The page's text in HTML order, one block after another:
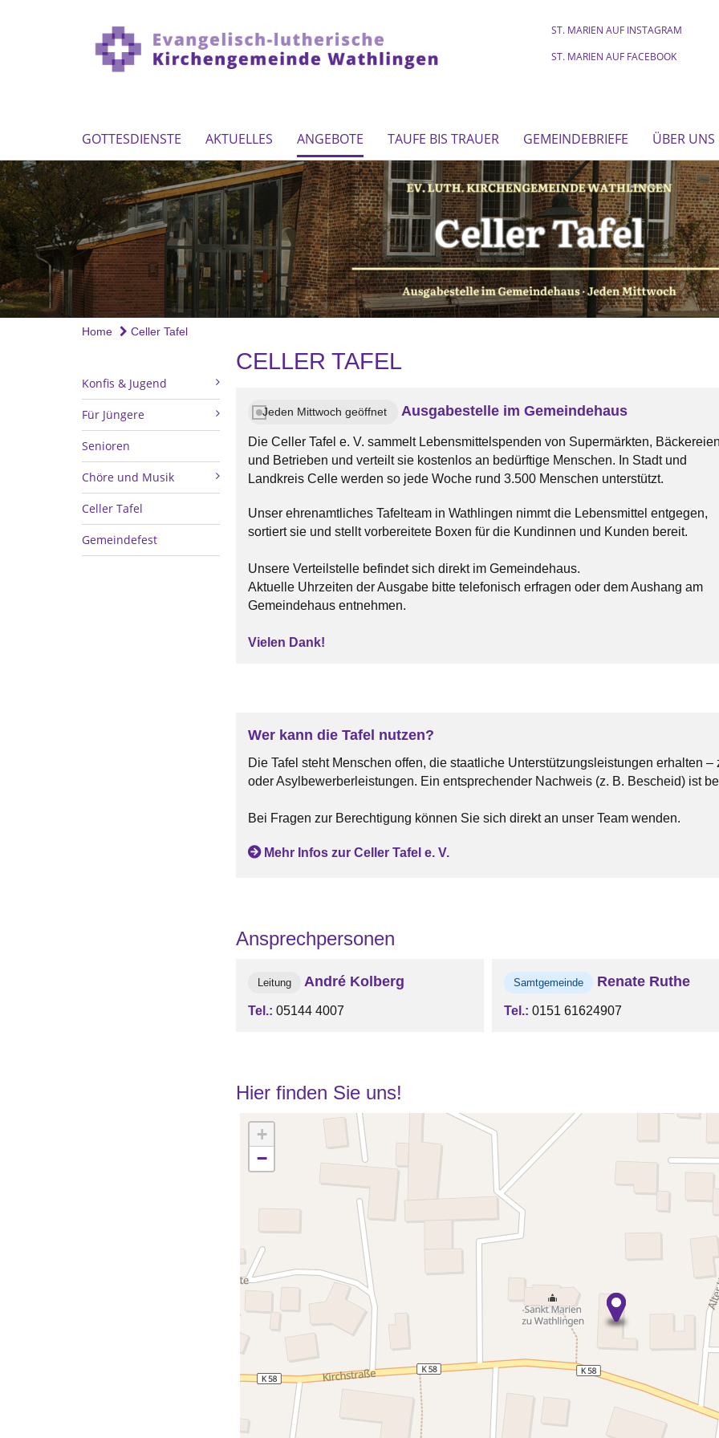
ST. MARIEN AUF INSTAGRAM
ST. MARIEN AUF FACEBOOK
GOTTESDIENSTE AKTUELLES ANGEBOTE TAUFE BIS TRAUER GEMEINDEBRIEFE ÜBER UNS
Home Celler Tafel
Konfis & Jugend
Für Jüngere
Senioren
Chöre und Musik
Celler Tafel
Gemeindefest
CELLER TAFEL
Jeden Mittwoch geöffnet Ausgabestelle im Gemeindehaus
Die Celler Tafel e. V. sammelt Lebensmittelspenden von Supermärkten,
und Betrieben und verteilt sie kostenlos an bedürftige Menschen. In Stadt und
Landkreis Celle werden so jede Woche rund 3.500 Menschen unterstützt.
Unser ehrenamtliches Tafelteam in Wathlingen nimmt die Lebensmittel entgegen,
sortiert sie und stellt vorbereitete Boxen für die Kundinnen und Kunden bereit.
Unsere Verteilstelle befindet sich direkt im Gemeindehaus.
Aktuelle Uhrzeiten der Ausgabe bitte telefonisch erfragen oder dem Aushang am
Gemeindehaus entnehmen.
Vielen Dank!
Wer kann die Tafel nutzen?
Die Tafel steht Menschen offen, die staatliche Unterstützungsleistungen erhalten
oder Asylbewerberleistungen. Ein entsprechender Nachweis (z. B. Bescheid) ist
Bei Fragen zur Berechtigung können Sie sich direkt an unser Team wenden.
Mehr Infos zur Celler Tafel e. V.
Ansprechpersonen
Leitung André Kolberg
Tel.: 05144 4007
Samtgemeinde Renate Ruthe
Tel.: 0151 61624907
Hier finden Sie uns!
+
−